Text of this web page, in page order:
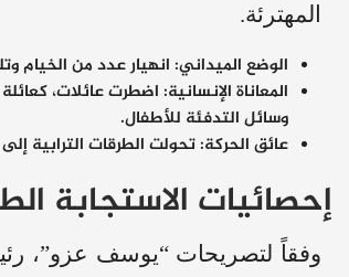
المهترئة.
الوضع الميداني: انهيار عدد من الخيام
المعاناة الإنسانية: اضطرت عائلات،
وسائل التدفئة للأطفال.
عائق الحركة:تحولت الطرقات الترابية
​إحصائيات الاستجابة
​وفقاً لتصريحات “يوسف عزو”،